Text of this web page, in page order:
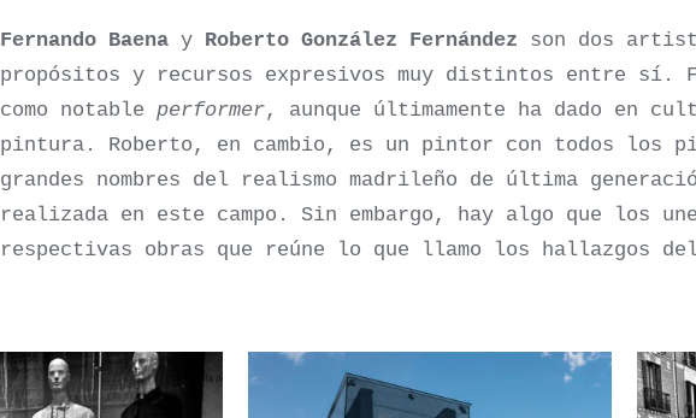
Fernando Baena y Roberto González Fernández son dos
propósitos y recursos expresivos muy distintos entre sí.
como notableperformer, aunque últimamente ha dado en
pintura. Roberto, en cambio, es un pintor con todos los
grandes nombres del realismo madrileño de última
realizada en este campo. Sin embargo, hay algo que los
respectivas obras que reúne lo que llamo los hallazgos